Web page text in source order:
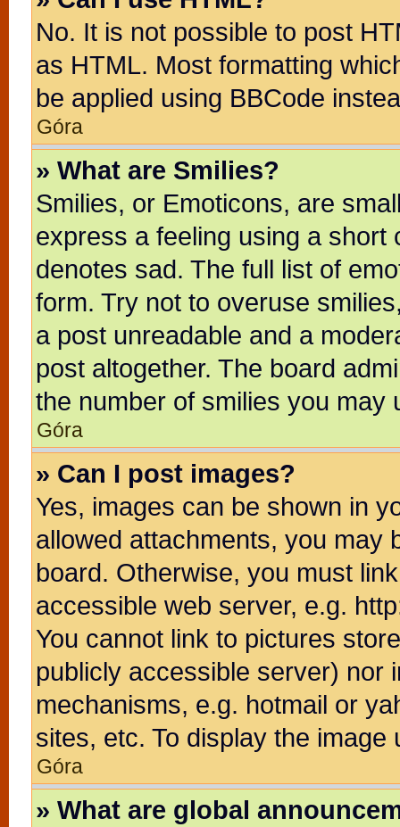
No. It is not possible to post
as HTML. Most formatting
be applied using BBCode
Góra
» What are Smilies?
Smilies, or Emoticons, are
express a feeling using a short
denotes sad. The full list of
form. Try not to overuse
a post unreadable and a
post altogether. The board
the number of smilies you may
Góra
» Can I post images?
Yes, images can be shown in
allowed attachments, you may
board. Otherwise, you must
accessible web server, e.g.
You cannot link to pictures
publicly accessible server) nor
mechanisms, e.g. hotmail or
sites, etc. To display the
Góra
» What are global